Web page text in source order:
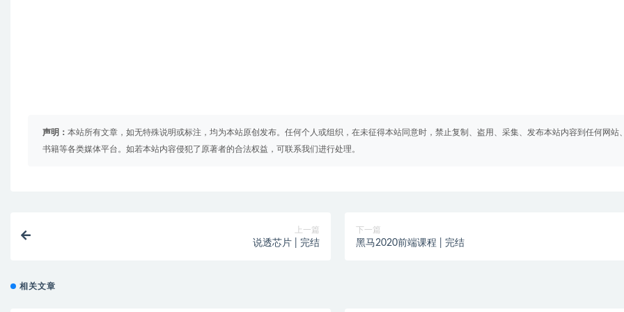
声明： 本站所有文章，如无特殊说明或标注，均为本站原创发布。任何个人或组织，在未征得本站同意时，禁止复制、盗用、采集、发布本站内容到任何网站
书籍等各类媒体平台。如若本站内容侵犯了原著者的合法权益，可联系我们进行处理。
上一篇
说透芯片 | 完结
下一篇
黑马2020前端课程 | 完结
相关文章